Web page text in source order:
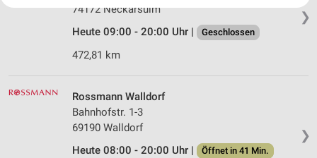
❯
74172 Neckarsulm
Heute 09:00 - 20:00 Uhr |
Geschlossen
472,81 km
❯
Rossmann Walldorf
Bahnhofstr. 1-3
69190 Walldorf
Heute 08:00 - 20:00 Uhr |
Öffnet in 41 Min.
Website/App.
Partnerliste anzeigen (1 IAB-Anbieter)
Wir nutzen Ihre Daten für folgende Zwecke:
auf einem Endgerät
Verwendung reduzierter Daten zur Auswahl von